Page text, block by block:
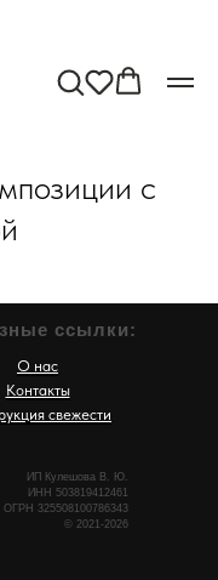
с
ссылки:
ИП Кулешова В. Ю.
ИНН 503819412461
ОГРН 325508100786343
© 2021-2026
свежести
Контакты
О нас